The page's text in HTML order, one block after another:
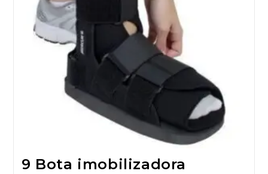
9 Bota imobilizadora